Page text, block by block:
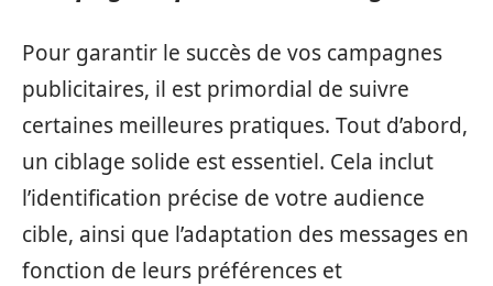
Pour garantir le succès de vos campagnes
publicitaires, il est primordial de suivre
certaines meilleures pratiques. Tout d’abord,
un ciblage solide est essentiel. Cela inclut
l’identification précise de votre audience
cible, ainsi que l’adaptation des messages en
fonction de leurs préférences et